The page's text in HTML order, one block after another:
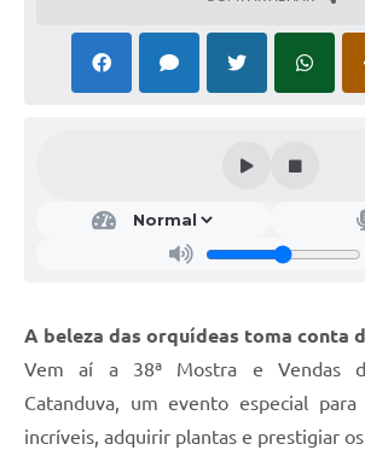
A Prefeitura
Jornal
A beleza das orquídeas toma conta
Vem aí a 38ª Mostra e Vendas
Catanduva, um evento especial para
incríveis, adquirir plantas e prestigiar